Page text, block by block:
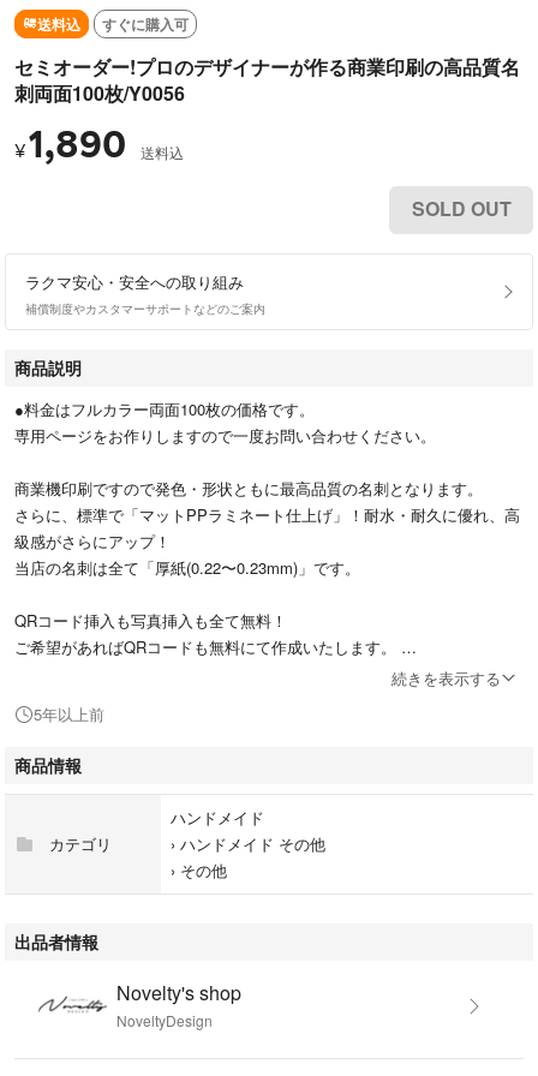
送料込 すぐに購入可
セミオーダー!プロのデザイナーが作る商業印刷の高品質名
刺両面100枚/Y0056
¥1,890 送料込
SOLD OUT
ラクマ安心・安全への取り組み
補償制度やカスタマーサポートなどのご案内
商品説明
●料金はフルカラー両面100枚の価格です。
専用ページをお作りしますので一度お問い合わせください。
商業機印刷ですので発色・形状ともに最高品質の名刺となります。
さらに、標準で「マットPPラミネート仕上げ」！耐水・耐久に優れ、高
級感がさらにアップ！
当店の名刺は全て「厚紙(0.22〜0.23mm)」です。
QRコード挿入も写真挿入も全て無料！
ご希望があればQRコードも無料にて作成いたします。
基本は見本のカスタマイズによるセミオーダーですが、ご要望がある場合
ぜひ、お客様だけのオリジナルの名刺をお作りください。
アクセサリー台紙やショップカードとしてもどうぞ！
◯角丸加工：100枚につき600円いただきます。
◯グロス加工/200枚まで：100枚につき1,300円いただきます。
◯ロゴトレース/1,100円：お手持ちの写真またはラフ画より、ロゴデータ
◯地図作成/1,100円：簡単な地図を制作します。
■ご注文からお届けまで
１. ご注文
続きを表示する
5年以上前
商品情報
カテゴリ
ハンドメイド
› ハンドメイド その他
› その他
出品者情報
Novelty's shop
NoveltyDesign